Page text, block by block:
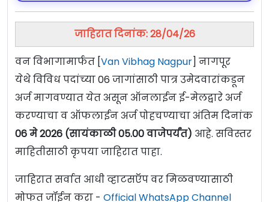
जाहिरात दिनांक: 28/04/26
वन विभागामार्फत [Van Vibhag Nagpur] नागपूर
येथे विविध पदांच्या 06 जागांसाठी पात्र उमेदवारांकडून
अर्ज मागवण्यात येत असून ऑनलाईन ई-मेलद्वारे अर्ज
करण्याचा व ऑफलाईन अर्ज पोहचण्याचा अंतिम दिनांक
06 मे 2026 (सायंकाळी 05.00 वाजेपर्यंत) आहे. सविस्तर
माहितीसाठी कृपया जाहिरात पाहा.
जाहिरात सर्वात आधी व्हाटसऍप वर मिळवण्यासाठी
मोफत जॉईन करा - Official WhatsApp Channel